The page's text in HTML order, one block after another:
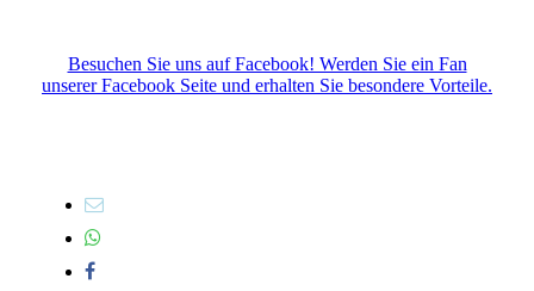
Besuchen Sie uns auf Facebook! Werden Sie ein Fan
unserer Facebook Seite und erhalten Sie besondere Vorteile.